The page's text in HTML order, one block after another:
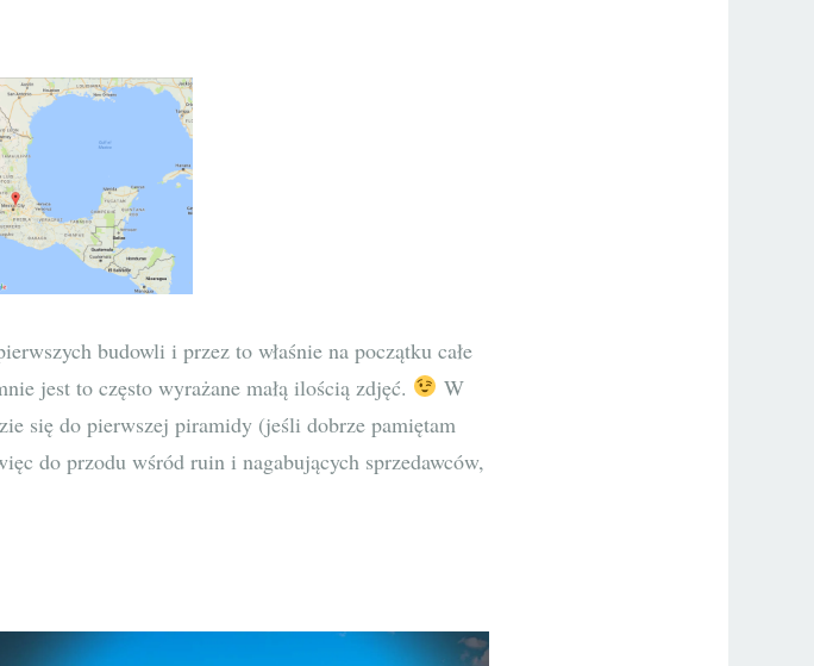
budowli i przez to właśnie na początku całe
jest to często wyrażane małą ilością zdjęć.
W
się do pierwszej piramidy (jeśli dobrze pamiętam
do przodu wśród ruin i nagabujących sprzedawców,